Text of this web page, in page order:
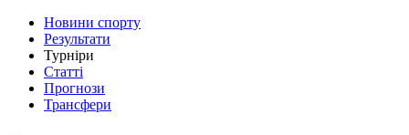
Новини спорту
Результати
Турніри
Статті
Прогнози
Трансфери